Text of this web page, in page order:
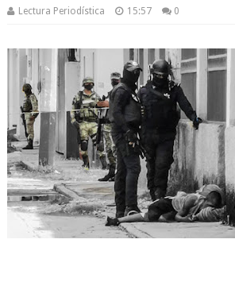
Lectura Periodística 15:57 0